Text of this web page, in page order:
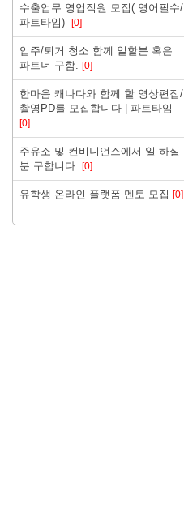
수출업무 영업직원 모집( 영어필수/
파트타임) [0]
입주/퇴거 청소 함께 일할분 혹은
파트너 구함. [0]
한마음 캐나다와 함께 할 영상편집/
촬영PD를 모집합니다 | 파트타임
[0]
주유소 및 컨비니언스에서 일 하실
분 구합니다. [0]
유학생 온라인 플랫폼 멘토 모집 [0]